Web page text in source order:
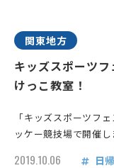
関東地方
キッズスポーツ
けっこ教室！
「キッズスポーツフ
ッケー競技場で開催し
2019.10.06 日